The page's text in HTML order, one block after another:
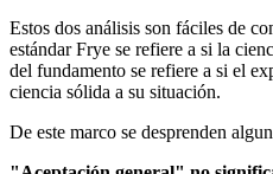
Estos dos análisis son fáciles de
estándar Frye se refiere a si la
del fundamento se refiere a si el
ciencia sólida a su situación.
De este marco se desprenden